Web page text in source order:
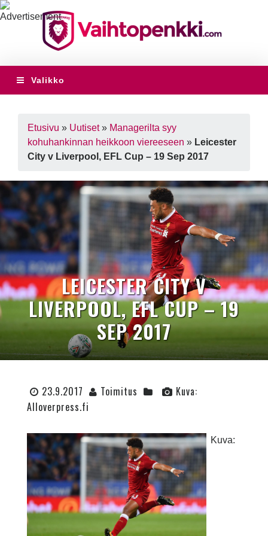
Valikko
Etusivu » Uutiset» Managerilta syy
kohuhankinnan heikkoon viereeseen » Leicester
City v Liverpool, EFL Cup – 19 Sep 2017
LEICESTER CITY V
LIVERPOOL, EFL CUP – 19
SEP 2017
23.9.2017 Toimitus
Kuva:
Alloverpress.fi
Kuva: